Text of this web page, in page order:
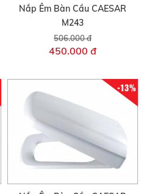
Nắp Êm Bàn Cầu CAESAR
M243
506.000 đ
450.000 đ
-13%